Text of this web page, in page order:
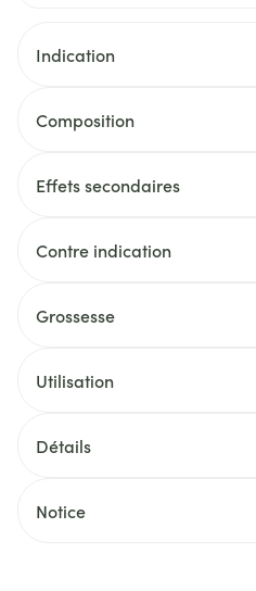
Indication
Composition
Effets secondaires
Contre indication
Grossesse
Utilisation
Détails
Notice